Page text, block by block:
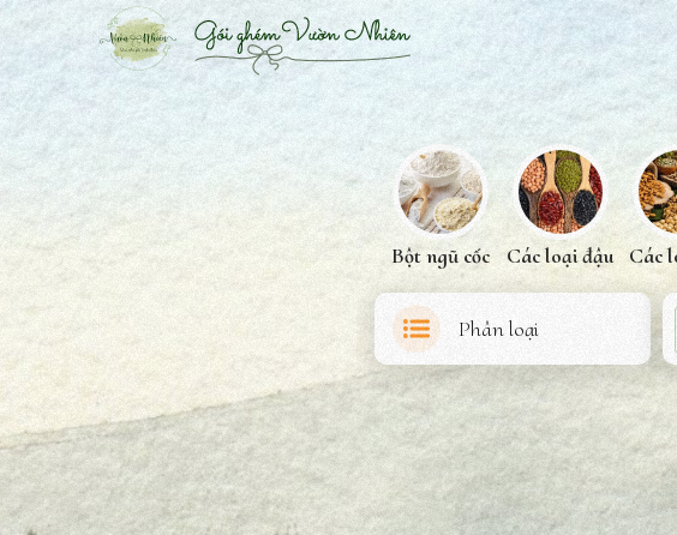
Chuyển
đến
nội
dung
Bột ngũ cốc Các loại đậu Các
Phân loại